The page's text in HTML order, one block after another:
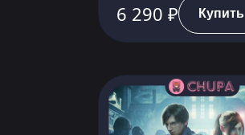
6 290 ₽ Купить